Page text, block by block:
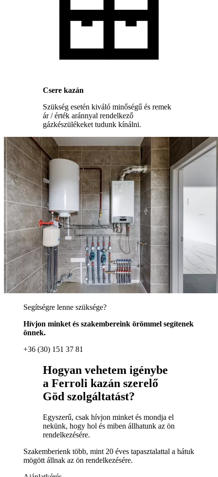
Csere kazán
Szükség esetén kiváló minőségű és remek
ár / érték aránnyal rendelkező
gázkészülékeket tudunk kínálni.
Segítségre lenne szüksége?
Hívjon minket és szakembereink örömmel segítenek
önnek.
+36 (30) 151 37 81
Hogyan vehetem igénybe
a Ferroli kazán szerelő
Göd szolgáltatást?
Egyszerű, csak hívjon minket és mondja el
nekünk, hogy hol és miben állhatunk az ön
rendelkezésére.
Szakemberienk több, mint 20 éves tapasztalattal a hátuk
mögött állnak az ön rendelkezésére.